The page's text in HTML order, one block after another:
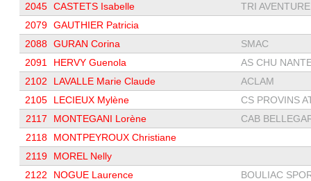
2045 CASTETS Isabelle
TRI AVENTURE
2079 GAUTHIER Patricia
2088 GURAN Corina
SMAC
2091
HERVY Guenola
AS CHU
2102
LAVALLE Marie Claude
ACLAM
2105
LECIEUX Mylène
CS PROVINS
2117
MONTEGANI Lorène
CAB
2118
MONTPEYROUX Christiane
2119
MOREL Nelly
2122
NOGUE Laurence
BOULIAC